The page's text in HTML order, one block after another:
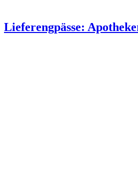
Lieferengpässe: